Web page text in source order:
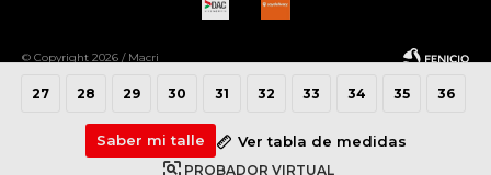
27 28 29 30 31 32 33 34 35 36
Saber mi talle Ver tabla de medidas
PROBADOR VIRTUAL
© Copyright 2026 / Macri